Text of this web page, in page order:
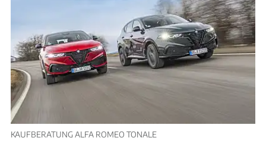
KAUFBERATUNG ALFA ROMEO TONALE